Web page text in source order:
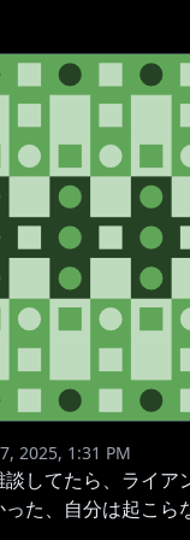
2025, 1:31 PM
してたら、ライア
た、自分は起こら